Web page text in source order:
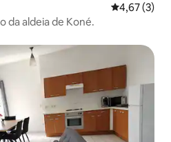
4,67 (3)
da aldeia de Koné.